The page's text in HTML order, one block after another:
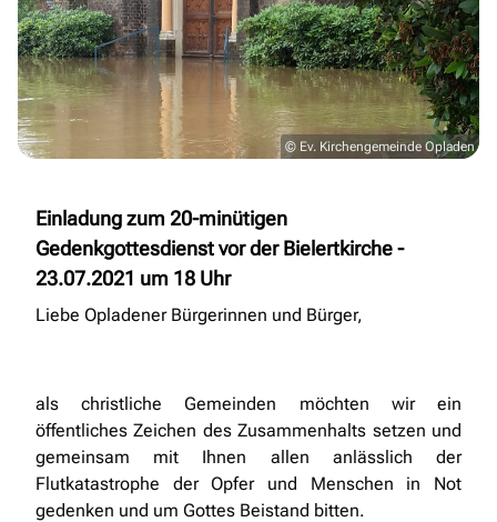
© Ev. Kirchengemeinde Opladen
Einladung zum 20-minütigen
Gedenkgottesdienst vor der Bielertkirche -
23.07.2021 um 18 Uhr
Liebe Opladener Bürgerinnen und Bürger,
als christliche Gemeinden möchten wir ein
öffentliches Zeichen des Zusammenhalts setzen und
gemeinsam mit Ihnen allen anlässlich der
Flutkatastrophe der Opfer und Menschen in Not
gedenken und um Gottes Beistand bitten.